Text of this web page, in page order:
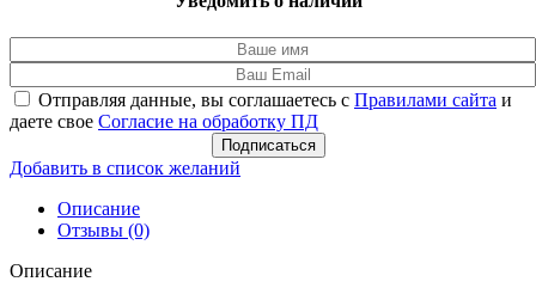
Отправляя данные, вы соглашаетесь с Правилами сайта и
даете свое Согласие на обработку ПД
Подписаться
Добавить в список желаний
Описание
Отзывы (0)
Описание